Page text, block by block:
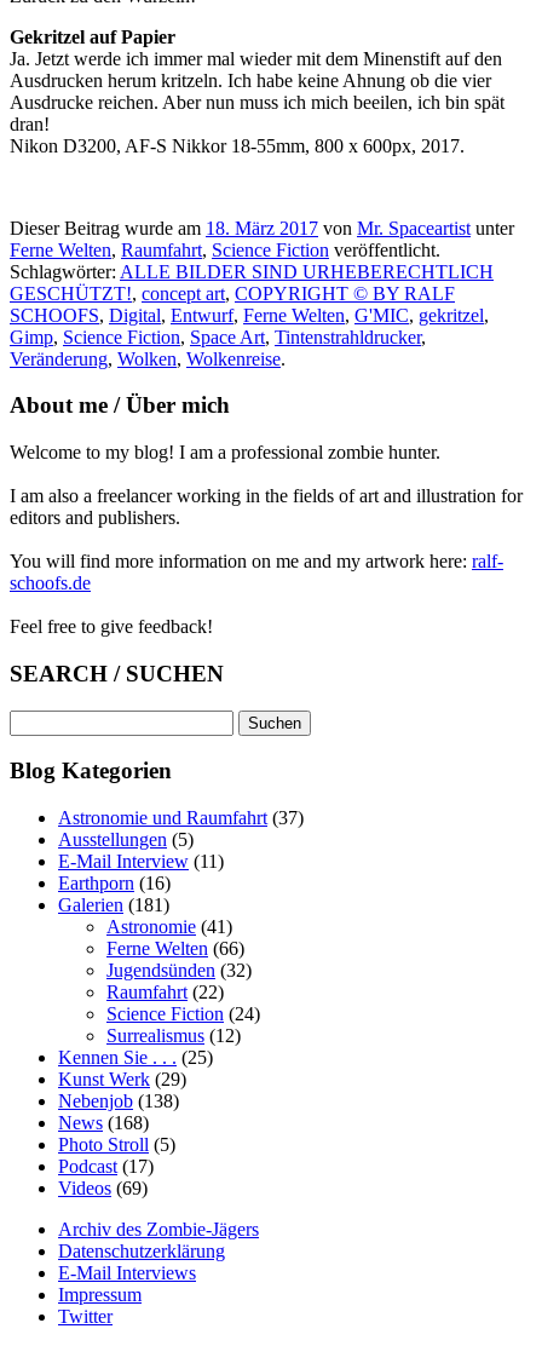
Gekritzel auf Papier
Ja. Jetzt werde ich immer mal wieder mit dem Minenstift auf den
Ausdrucken herum kritzeln. Ich habe keine Ahnung ob die vier
Ausdrucke reichen. Aber nun muss ich mich beeilen, ich bin spät
dran!
Nikon D3200, AF-S Nikkor 18-55mm, 800 x 600px, 2017.
Dieser Beitrag wurde am 18. März 2017 von Mr. Spaceartist unter
Ferne Welten, Raumfahrt, Science Fiction veröffentlicht.
Schlagwörter: ALLE BILDER SIND URHEBERECHTLICH
GESCHÜTZT!, concept art, COPYRIGHT © BY RALF
SCHOOFS, Digital, Entwurf, Ferne Welten, G'MIC, gekritzel,
Gimp, Science Fiction, Space Art, Tintenstrahldrucker,
Veränderung, Wolken, Wolkenreise.
About me / Über mich
Welcome to my blog! I am a professional zombie hunter.
I am also a freelancer working in the fields of art and illustration for
editors and publishers.
You will find more information on me and my artwork here: ralf-
schoofs.de
Feel free to give feedback!
SEARCH / SUCHEN
nach:
Blog Kategorien
Astronomie und Raumfahrt (37)
Ausstellungen (5)
E-Mail Interview (11)
Earthporn (16)
Galerien (181)
Astronomie (41)
Ferne Welten (66)
Jugendsünden (32)
Raumfahrt (22)
Science Fiction (24)
Surrealismus (12)
Kennen Sie . . . (25)
Kunst Werk (29)
Nebenjob (138)
News (168)
Photo Stroll (5)
Podcast (17)
Videos (69)
Archiv des Zombie-Jägers
Datenschutzerklärung
E-Mail Interviews
Impressum
Twitter